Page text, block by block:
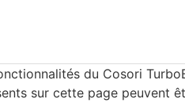
du Cosori
sur cette page peuvent